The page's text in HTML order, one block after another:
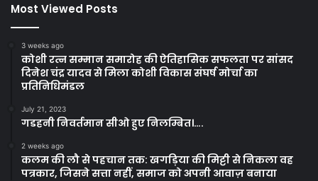
Most Viewed Posts
3 weeks ago
कोशी रत्न सम्मान समारोह की ऐतिहासिक सफलता पर सांसद
दिनेश चंद्र यादव से मिला कोशी विकास संघर्ष मोर्चा का
प्रतिनिधिमंडल
July 21, 2023
गडहनी निवर्तमान सीओ हुए निलम्बित।….
2 weeks ago
कलम की लौ से पहचान तक: खगड़िया की मिट्टी से निकला वह
पत्रकार, जिसने सत्ता नहीं, समाज को अपनी आवाज़ बनाया